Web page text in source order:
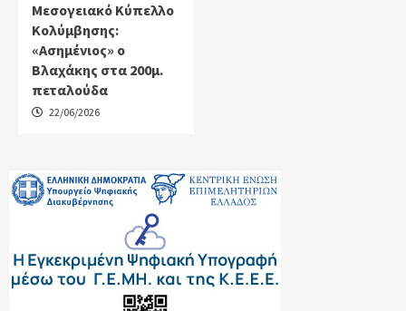
Μεσογειακό Κύπελλο
Κολύμβησης:
«Ασημένιος» ο
Βλαχάκης στα 200μ.
πεταλούδα
22/06/2026